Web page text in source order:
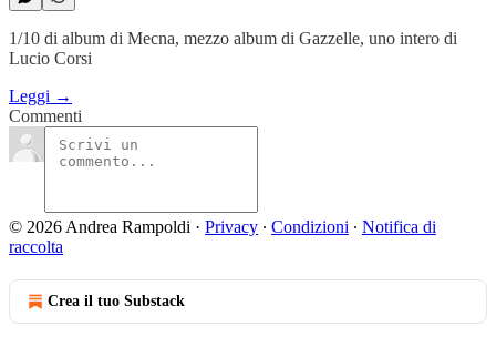
1/10 di album di Mecna, mezzo album di Gazzelle, uno intero di
Lucio Corsi
Leggi →
Commenti
© 2026 Andrea Rampoldi · Privacy ∙ Condizioni ∙ Notifica di
raccolta
Crea il tuo Substack